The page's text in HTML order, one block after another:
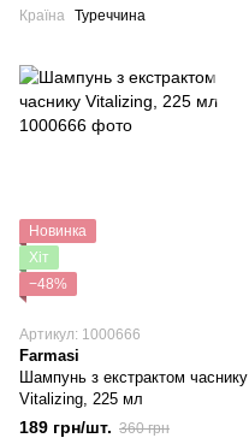
Країна
Туреччина
Новинка
Хіт
−48%
Артикул: 1000666
Farmasi
Шампунь з екстрактом часнику
Vitalizing, 225 мл
189 грн/шт. 360 грн